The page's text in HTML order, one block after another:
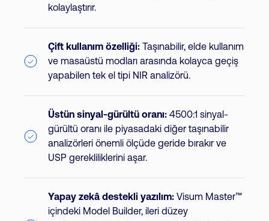
kolaylaştırır.
Çift kullanım özelliği: Taşınabilir, elde kullanım
ve masaüstü modları arasında kolayca geçiş
yapabilen tek el tipi NIR analizörü.
Üstün sinyal-gürültü oranı: 4500:1 sinyal-
gürültü oranı ile piyasadaki diğer taşınabilir
analizörleri önemli ölçüde geride bırakır ve
USP gerekliliklerini aşar.
Yapay zekâ destekli yazılım: Visum Master™
içindeki Model Builder, ileri düzey